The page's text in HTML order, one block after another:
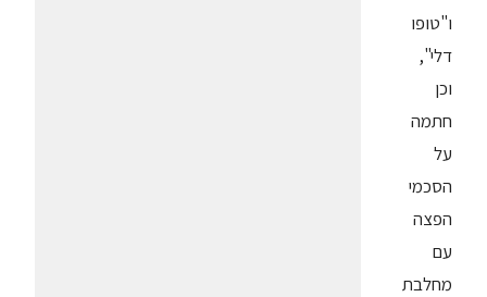
ו"טופו
דלי",
וכן
חתמה
על
הסכמי
הפצה
עם
מחלבת